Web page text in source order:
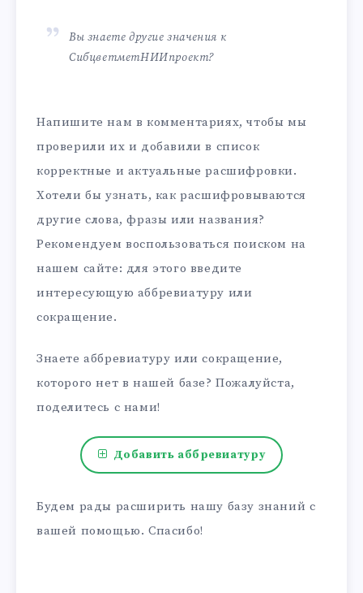
Вы знаете другие значения к
СибцветметНИИпроект?
Напишите нам в комментариях, чтобы мы
проверили их и добавили в список
корректные и актуальные расшифровки.
Хотели бы узнать, как расшифровываются
другие слова, фразы или названия?
Рекомендуем воспользоваться поиском на
нашем сайте: для этого введите
интересующую аббревиатуру или
сокращение.
Знаете аббревиатуру или сокращение,
которого нет в нашей базе? Пожалуйста,
поделитесь с нами!
Добавить аббревиатуру
Будем рады расширить нашу базу знаний с
вашей помощью. Спасибо!